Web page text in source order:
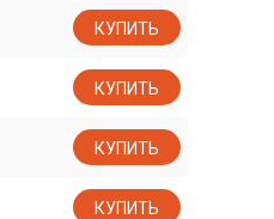
КУПИТЬ
КУПИТЬ
КУПИТЬ
КУПИТЬ